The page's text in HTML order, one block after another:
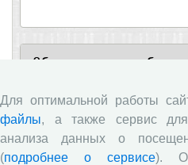
Обзор научных
Е.В. Лукин: обзор
«взлетела» в рейтинге
производства», газета
июля, 2018 г.
Для оптимальной работы
файлы, а также сервис для
анализа данных о
(подробнее о сервисе).